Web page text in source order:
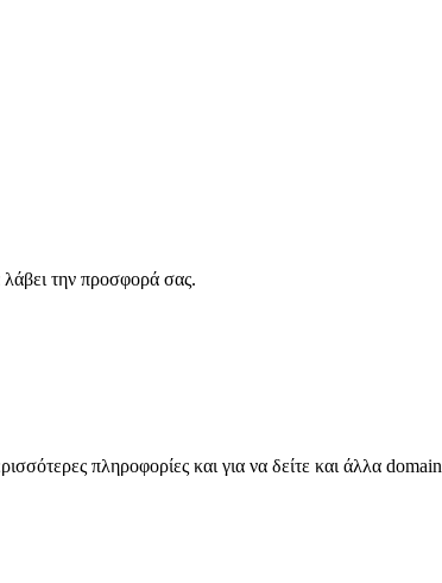
την προσφορά σας.
πληροφορίες και για να δείτε και άλλα